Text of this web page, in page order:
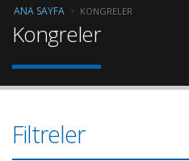
ANA SAYFA KONGRELER
Kongreler
Filtreler